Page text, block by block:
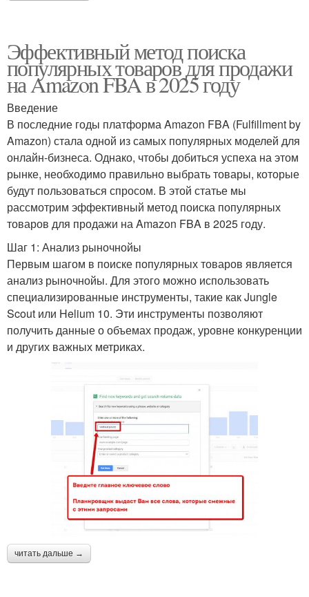
Эффективный метод поиска
популярных товаров для продажи
на Amazon FBA в 2025 году
Введение
В последние годы платформа Amazon FBA (Fulfillment by
Amazon) стала одной из самых популярных моделей для
онлайн-бизнеса. Однако, чтобы добиться успеха на этом
рынке, необходимо правильно выбрать товары, которые
будут пользоваться спросом. В этой статье мы
рассмотрим эффективный метод поиска популярных
товаров для продажи на Amazon FBA в 2025 году.
Шаг 1: Анализ рыночнойы
Первым шагом в поиске популярных товаров является
анализ рыночнойы. Для этого можно использовать
специализированные инструменты, такие как Jungle
Scout или Helium 10. Эти инструменты позволяют
получить данные о объемах продаж, уровне конкуренции
и других важных метриках.
читать дальше →